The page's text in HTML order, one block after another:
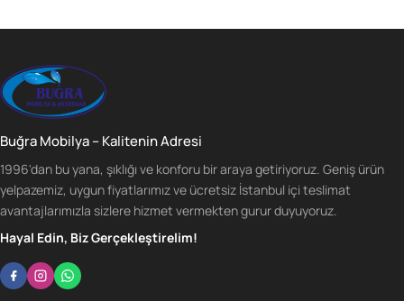
Buğra Mobilya – Kalitenin Adresi
1996'dan bu yana, şıklığı ve konforu bir araya getiriyoruz. Geniş ürün
yelpazemiz, uygun fiyatlarımız ve ücretsiz İstanbul içi teslimat
avantajlarımızla sizlere hizmet vermekten gurur duyuyoruz.
Hayal Edin, Biz Gerçekleştirelim!